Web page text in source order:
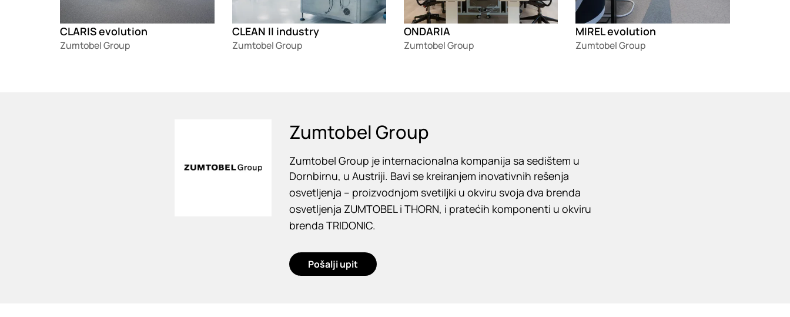
CLARIS evolution
Zumtobel Group
CLEAN II industry
Zumtobel Group
ONDARIA
Zumtobel Group
MIREL evolution
Zumtobel Group
Zumtobel Group
Zumtobel Group je internacionalna kompanija sa sedištem u
Dornbirnu, u Austriji. Bavi se kreiranjem inovativnih rešenja
osvetljenja – proizvodnjom svetiljki u okviru svoja dva brenda
osvetljenja ZUMTOBEL i THORN, i pratećih komponenti u okviru
brenda TRIDONIC.
Pošalji upit